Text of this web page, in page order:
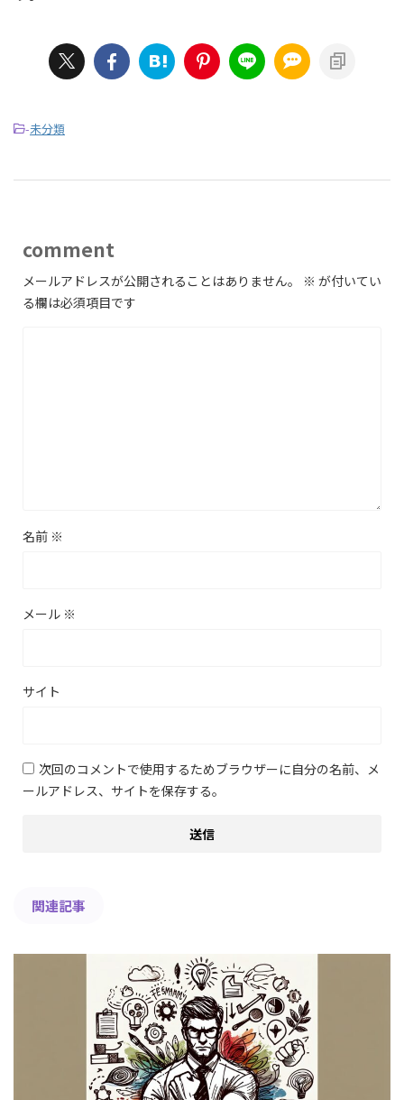
-未分類
comment
メールアドレスが公開されることはありません。 ※ が付いてい
る欄は必須項目です
名前 ※
メール ※
サイト
次回のコメントで使用するためブラウザーに自分の名前、メ
ールアドレス、サイトを保存する。
関連記事